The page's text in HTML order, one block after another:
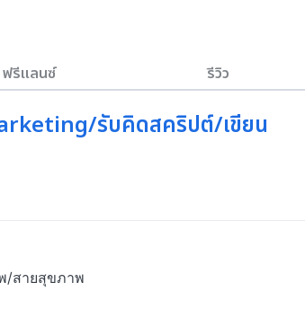
ฟรีแลนซ์ รีวิว
รับคิดสคริปต์/เขียน
/สายสุขภาพ